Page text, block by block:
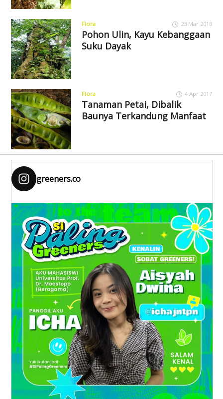
Flora 23 Mar 2018
Pohon Ulin, Kayu Kebanggaan
Suku Dayak
Flora 4 Apr 2017
Tanaman Petai, Dibalik
Baunya Terkandung Manfaat
greeners.co